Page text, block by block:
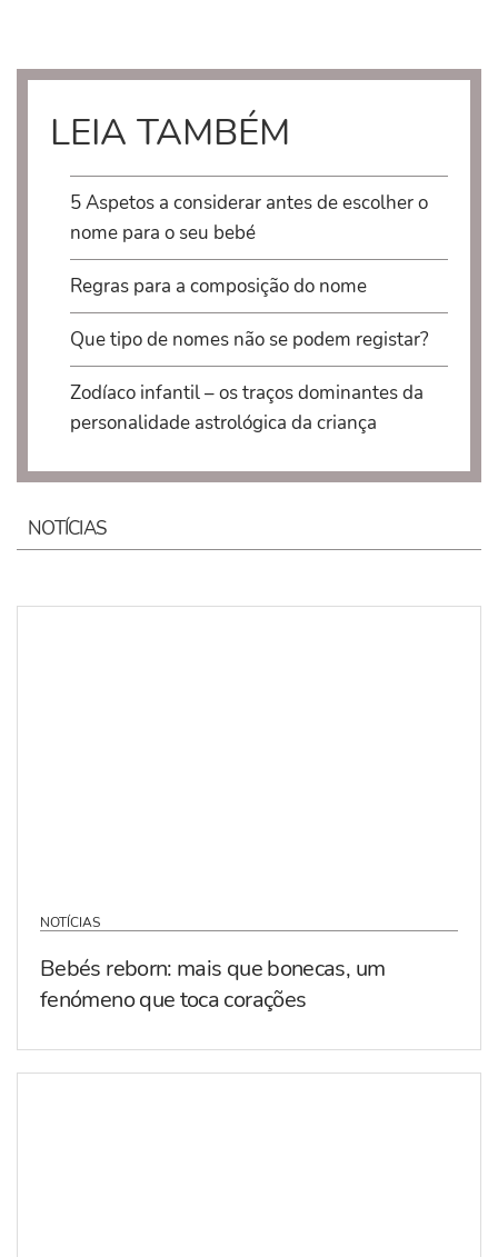
LEIA TAMBÉM
5 Aspetos a considerar antes de escolher o
nome para o seu bebé
Regras para a composição do nome
Que tipo de nomes não se podem registar?
Zodíaco infantil – os traços dominantes da
personalidade astrológica da criança
NOTÍCIAS
NOTÍCIAS
Bebés reborn: mais que bonecas, um
fenómeno que toca corações